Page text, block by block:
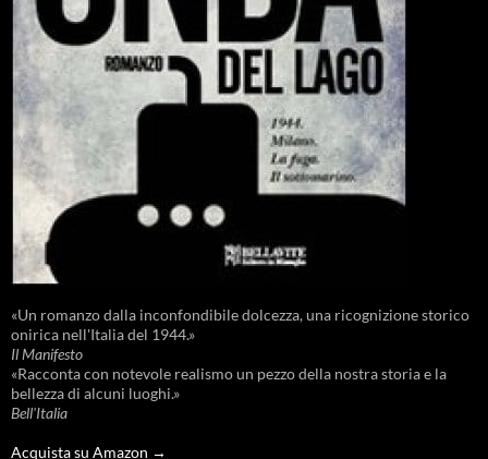
«Un romanzo dalla inconfondibile dolcezza, una ricognizione storico
onirica nell'Italia del 1944.»
Il Manifesto
«Racconta con notevole realismo un pezzo della nostra storia e la
bellezza di alcuni luoghi.»
Bell'Italia
Acquista su Amazon →